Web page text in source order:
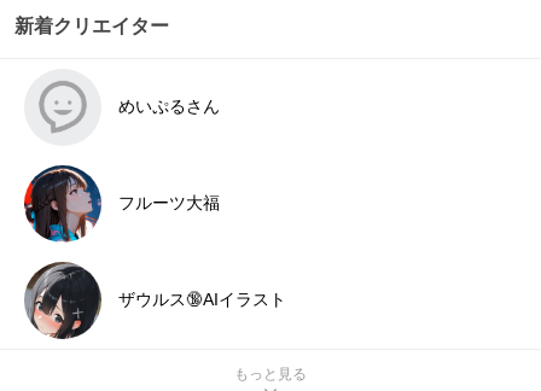
新着クリエイター
めいぷるさん
フルーツ大福
ザウルス🔞AIイラスト
もっと見る